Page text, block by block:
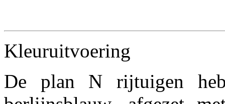
Kleuruitvoering
De plan N rijtuigen